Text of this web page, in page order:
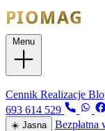
Cennik Realizacje
693 614 529
☀️ Jasna Bezpłatna